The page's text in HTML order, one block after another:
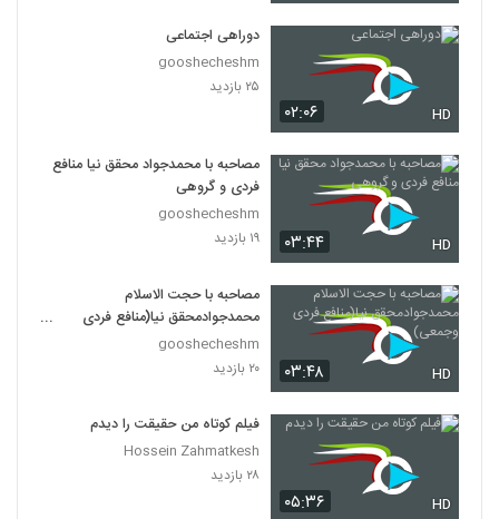
۰۲:۰۶ HD
دوراهی اجتماعی
gooshecheshm
۲۵ بازدید
۰۳:۴۴ HD
مصاحبه با محمدجواد محقق نیا منافع
فردی و گروهی
gooshecheshm
۱۹ بازدید
۰۳:۴۸ HD
مصاحبه با حجت الاسلام
محمدجوادمحقق نیا(منافع فردی
وجمعی)
gooshecheshm
۲۰ بازدید
۰۵:۳۶ HD
فیلم کوتاه من حقیقت را دیدم
Hossein Zahmatkesh
۲۸ بازدید